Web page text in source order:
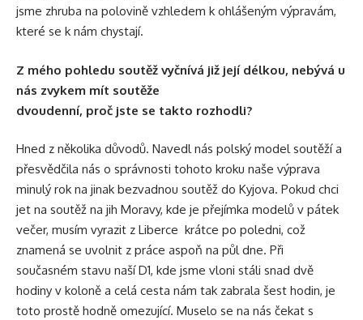
jsme zhruba na polovině vzhledem k ohlášeným výpravám,
které se k nám chystají.
Z mého pohledu soutěž vyčnívá již její délkou, nebývá u
nás zvykem mít soutěže
dvoudenní, proč jste se takto rozhodli?
Hned z několika důvodů. Navedl nás polský model soutěží a
přesvědčila nás o správnosti tohoto kroku naše výprava
minulý rok na jinak bezvadnou soutěž do Kyjova. Pokud chci
jet na soutěž na jih Moravy, kde je přejímka modelů v pátek
večer, musím vyrazit z Liberce krátce po poledni, což
znamená se uvolnit z práce aspoň na půl dne. Při
současném stavu naší D1, kde jsme vloni stáli snad dvě
hodiny v koloně a celá cesta nám tak zabrala šest hodin, je
toto prostě hodně omezující. Muselo se na nás čekat s